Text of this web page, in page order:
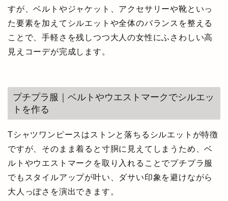
すが、ベルトやジャケット、アクセサリーや靴といっ
た要素を加えてシルエットや全体のバランスを整える
ことで、手軽さを残しつつ大人の女性にふさわしい高
見えコーデが完成します。
プチプラ服｜ベルトやウエストマークでシルエッ
トを作る
Tシャツワンピースはストンと落ちるシルエットが特徴
ですが、そのまま着ると寸胴に見えてしまうため、ベ
ルトやウエストマークを取り入れることでプチプラ服
でもスタイルアップが叶い、ダサい印象を避けながら
大人っぽさを演出できます。